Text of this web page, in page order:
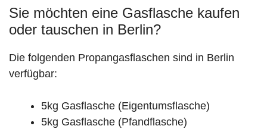
Sie möchten eine Gasflasche kaufen
oder tauschen in Berlin?
Die folgenden Propangasflaschen sind in Berlin
verfügbar:
5kg Gasflasche (Eigentumsflasche)
5kg Gasflasche (Pfandflasche)